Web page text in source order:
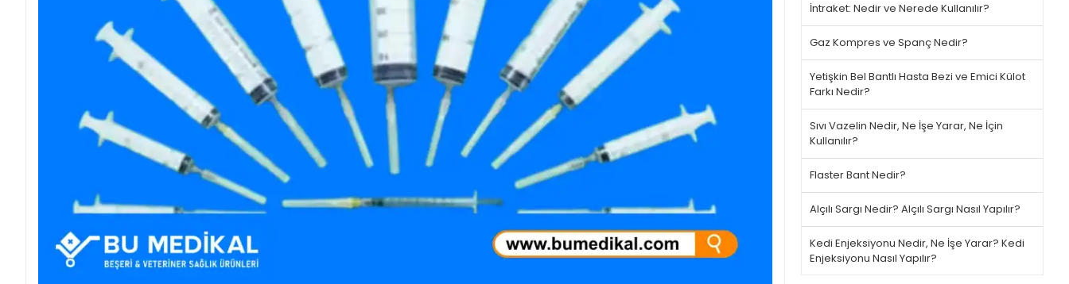
İntraket: Nedir ve Nerede Kullanılır?
Gaz Kompres ve Spanç Nedir?
Yetişkin Bel Bantlı Hasta Bezi ve Emici Külot
Farkı Nedir?
Sıvı Vazelin Nedir, Ne İşe Yarar, Ne İçin
Kullanılır?
Flaster Bant Nedir?
Alçılı Sargı Nedir? Alçılı Sargı Nasıl Yapılır?
Kedi Enjeksiyonu Nedir, Ne İşe Yarar? Kedi
Enjeksiyonu Nasıl Yapılır?